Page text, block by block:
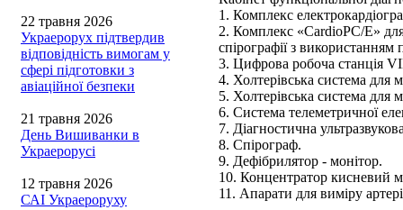
22 травня 2026
Украерорух підтвердив
відповідність вимогам у
сфері підготовки з
авіаційної безпеки
21 травня 2026
День Вишиванки в
Украерорусі
12 травня 2026
САІ Украероруху
1. Комплекс
2. Комплекс «CardioPC/Е»
спірографії з
3. Цифрова робоча станція
4. Холтерівська система для
5. Холтерівська система для
6. Система телеметричної
7. Діагностична
8. Спірограф.
9. Дефібрилятор - монітор.
10. Концентратор кисневий
11. Апарати для виміру